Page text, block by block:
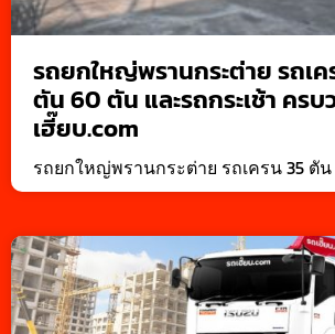
รถยกใหญ่พรานกระต่าย รถเ
ตัน 60 ตัน และรถกระเช้า ครบ
เฮี๊ยบ.com
รถยกใหญ่พรานกระต่าย รถเครน 35 ตั